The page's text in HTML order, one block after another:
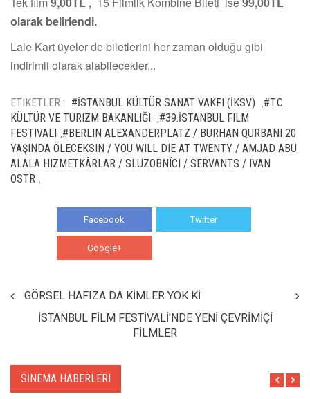
olarak belirlendi.
Lale Kart üyeler de biletlerini her zaman olduğu gibi
indirimli olarak alabilecekler...
ETIKETLER : #İSTANBUL KÜLTÜR SANAT VAKFI (İKSV)
#T.C.
KÜLTÜR VE TURIZM BAKANLIĞI
#39.İSTANBUL FILM
FESTIVALI
#BERLIN ALEXANDERPLATZ / BURHAN QURBANI 20
YAŞINDA ÖLECEKSIN / YOU WILL DIE AT TWENTY / AMJAD ABU
ALALA HIZMETKÂRLAR / SLUZOBNÍCI / SERVANTS / IVAN
OSTR
Facebook Twitter
Google+
GÖRSEL HAFIZA DA KİMLER YOK Kİ
İSTANBUL FİLM FESTİVALİ'NDE YENİ ÇEVRİMİÇİ
FİLMLER
SİNEMA HABERLERI